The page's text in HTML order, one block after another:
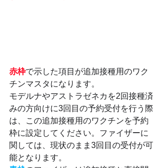
赤枠で示した項目が追加接種用のワク
チンマスタになります。
モデルナやアストラゼネカを2回接種済
みの方向けに3回目の予約受付を行う際
は、この追加接種用のワクチンを予約
枠に設定してください。ファイザーに
関しては、現状のまま3回目の受付が可
能となります。